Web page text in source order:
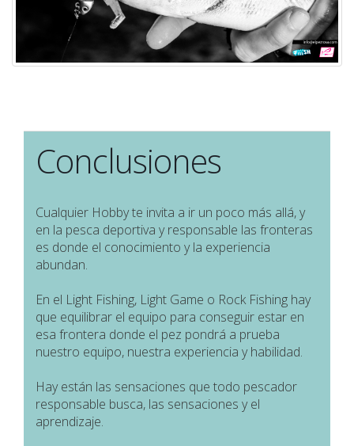
Conclusiones
Cualquier Hobby te invita a ir un poco más allá, y
en la pesca deportiva y responsable las fronteras
es donde el conocimiento y la experiencia
abundan.
En el Light Fishing, Light Game o Rock Fishing hay
que equilibrar el equipo para conseguir estar en
esa frontera donde el pez pondrá a prueba
nuestro equipo, nuestra experiencia y habilidad.
Hay están las sensaciones que todo pescador
responsable busca, las sensaciones y el
aprendizaje.